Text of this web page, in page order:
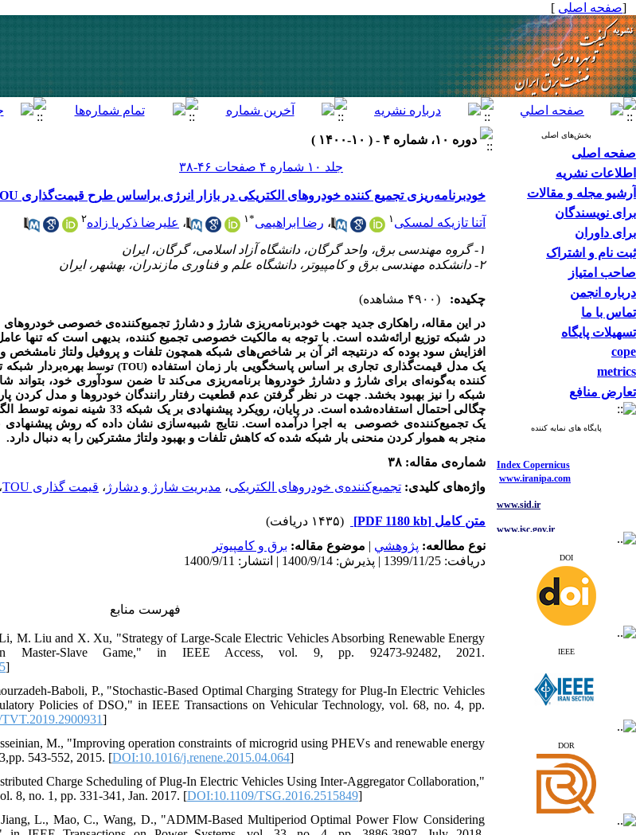
[صفحه اصلی ]
بخش‌های اصلی
صفحه اصلی
اطلاعات نشریه
آرشیو مجله و مقالات
برای نویسندگان
برای داوران
ثبت نام و اشتراک
صاحب امتیاز
درباره انجمن
تماس با ما
تسهیلات پایگاه
cope
metrics
تعارض منافع
پایگاه های نمایه کننده
www.iranipa.com
www.magiran.com
www.search.ricest.ac.ir
www.nqpc.ir
ResearchGate
Index Copernicus
www.isc.gov.ir
www.journals.msrt.ir
www.magiran.com
DOI
IEEE
DOR
دوره ۱۰، شماره ۴ - ( ۱۰-۱۴۰۰ )
جلد ۱۰ شماره ۴ صفحات ۴۶-۳۸
خودبرنامه‌ریزی تجمیع کننده خودروهای الکتریکی در بازار انرژی براساس طرح قیمت‌گذاری TOU
آتنا تازیکه لمسکی ۱ ، رضا ابراهیمی*۱ ، علیرضا ذکریا زاده۲
۱- گروه مهندسی برق، واحد گرگان، دانشگاه آزاد اسلامی، گرگان، ایران
۲- دانشکده مهندسی برق و کامپیوتر، دانشگاه علم و فناوری مازندران، بهشهر، ایران
چکیده: (۴۹۰۰ مشاهده)
در این مقاله، راهکاری جدید جهت خودبرنامه‌ریزی شارژ و دشارژ تجمیع‌کننده‌ی خصوصی
در شبکه توزیع ارائه‌شده است. با توجه به مالکیت خصوصی تجمیع کننده، بدیهی است که تنها
افزایش سود بوده که درنتیجه اثر آن بر شاخص‌های شبکه همچون تلفات و پروفیل ولتاژ
یک مدل قیمت‌گذاری تجاری بر اساس پاسخگویی بار زمان استفاده (TOU) توسطبهره‌بردار شبکه
کننده به‌گونه‌ای برای شارژ و دشارژ خودروها برنامه‌ریزی می‌کند تا ضمن سودآوری خود، بتواند
شبکه را نیز بهبود بخشد. جهت در نظر گرفتن عدم قطعیت رفتار رانندگان خودروها و مدل کردن
چگالی احتمال استفاده‌شده است. در پایان،
رویکرد پیشنهادی بر یک شبکه
یکتجمیع‌کننده‌ی خصوصی به اجرا درآمده است. نتایج شبیه‌سازی نشان داده که روش پیشنهادی
منجر به هموار کردن منحنی بار شبکه شده که کاهش تلفات و بهبود ولتاژ مشترکین را به دنبال دارد.
شماره‌ی مقاله: ۳۸
واژه‌های کلیدی: تجمیع‌کننده‌ی خودروهای الکتریکی، مدیریت شارژ و دشارژ ، قیمت گذاری TOU ،
متن کامل [PDF 1180 kb]
(۱۴۳۵ دریافت)
نوع مطالعه: پژوهشي | موضوع مقاله: برق و کامپیوتر
دریافت: 1399/11/25 | پذیرش: 1400/9/14 | انتشار: 1400/9/11
فهرست منابع
M. Liu and X. Xu, "Strategy of Large-Scale Electric Vehicles Absorbing Renewable Energy
Master-Slave Game," in IEEE Access, vol. 9, pp. 92473-92482, 2021.
]
Baboli, P., "Stochastic-Based Optimal Charging Strategy for Plug-In Electric Vehicles
Policies of DSO," in IEEE Transactions on Vehicular Technology, vol. 68, no. 4, pp.
]
M., "Improving operation constraints of microgrid using PHEVs and renewable energy
543-552, 2015. [DOI:10.1016/j.renene.2015.04.064]
Charge Scheduling of Plug-In Electric Vehicles Using Inter-Aggregator Collaboration,"
8, no. 1, pp. 331-341, Jan. 2017. [DOI:10.1109/TSG.2016.2515849]
L., Mao, C., Wang, D., "ADMM-Based Multiperiod Optimal Power Flow Considering